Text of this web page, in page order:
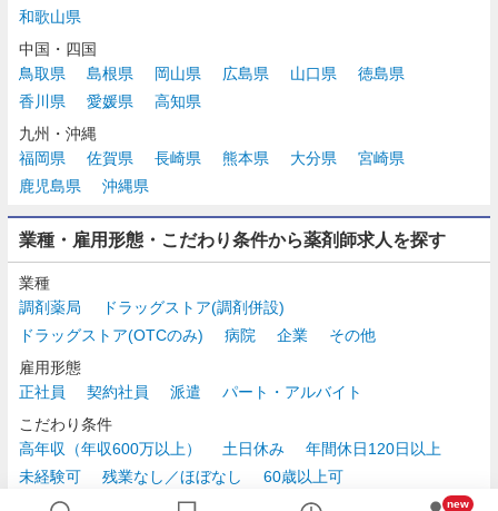
和歌山県
中国・四国
鳥取県
島根県 岡山県 広島県 山口県
徳島県
香川県
愛媛県
高知県
九州・沖縄
福岡県
佐賀県 長崎県 熊本県 大分県
宮崎県
鹿児島県
沖縄県
業種・雇用形態・こだわり条件から薬剤師求人を探す
業種
調剤薬局
ドラッグストア(調剤併設)
ドラッグストア(OTCのみ)
病院 企業
その他
雇用形態
正社員
契約社員 派遣
パート・アルバイト
こだわり条件
高年収（年収600万以上）
土日休み
年間休日120日以上
未経験可
残業なし／ほぼなし
60歳以上可
時給2,500円以上
new